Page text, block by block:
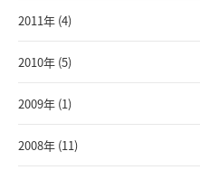
2011年 (4)
2010年 (5)
2009年 (1)
2008年 (11)